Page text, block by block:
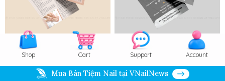
Shop Cart Support Account
Mua Bán Tiệm Nail tại VNailNews